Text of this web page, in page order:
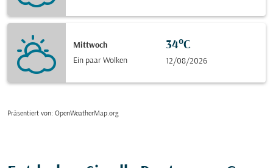
Mittwoch
Ein paar Wolken
34°C
12/08/2026
Präsentiert von: OpenWeatherMap.org